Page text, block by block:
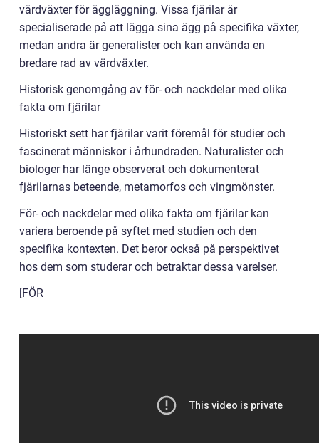
värdväxter för äggläggning. Vissa fjärilar är
specialiserade på att lägga sina ägg på specifika växter,
medan andra är generalister och kan använda en
bredare rad av värdväxter.
Historisk genomgång av för- och nackdelar med olika
fakta om fjärilar
Historiskt sett har fjärilar varit föremål för studier och
fascinerat människor i århundraden. Naturalister och
biologer har länge observerat och dokumenterat
fjärilarnas beteende, metamorfos och vingmönster.
För- och nackdelar med olika fakta om fjärilar kan
variera beroende på syftet med studien och den
specifika kontexten. Det beror också på perspektivet
hos dem som studerar och betraktar dessa varelser.
[FÖR